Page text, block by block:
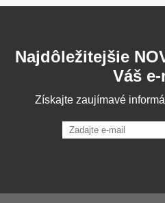
Najdôležitejšie
Váš
Získajte zaujímavé